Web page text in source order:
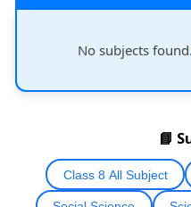
No subjects found.
📘
Class 8 All Subject